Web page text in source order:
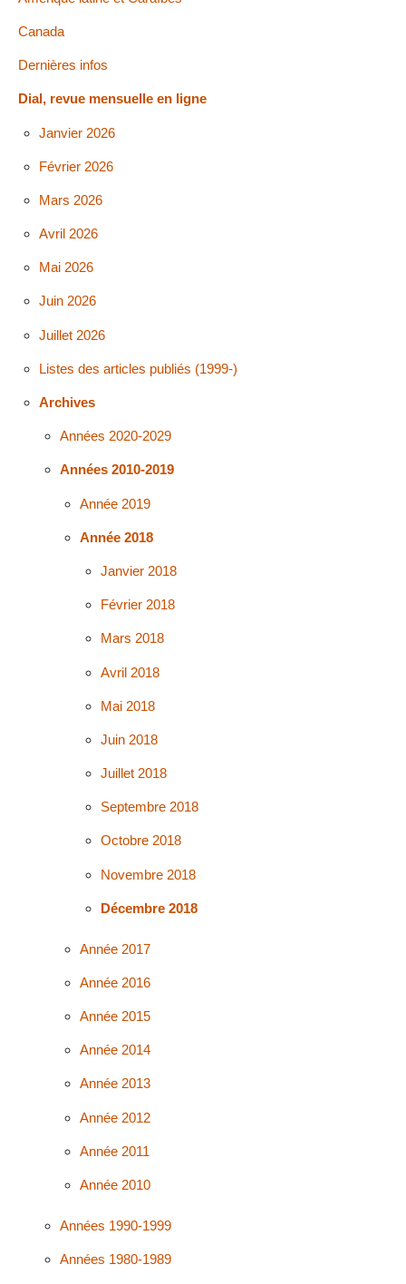
Canada
Dernières infos
Dial, revue mensuelle en ligne
Janvier 2026
Février 2026
Mars 2026
Avril 2026
Mai 2026
Juin 2026
Juillet 2026
Listes des articles publiés (1999-)
Archives
Années 2020-2029
Années 2010-2019
Année 2019
Année 2018
Janvier 2018
Février 2018
Mars 2018
Avril 2018
Mai 2018
Juin 2018
Juillet 2018
Septembre 2018
Octobre 2018
Novembre 2018
Décembre 2018
Année 2017
Année 2016
Année 2015
Année 2014
Année 2013
Année 2012
Année 2011
Année 2010
Années 1990-1999
Années 1980-1989